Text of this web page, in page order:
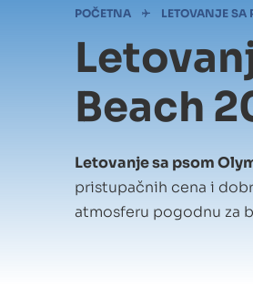
Mrvice
POČETNA LETOVANJE SA
Beach
Letovanje sa psom
pristupačnih cena i
atmosferu pogodnu za